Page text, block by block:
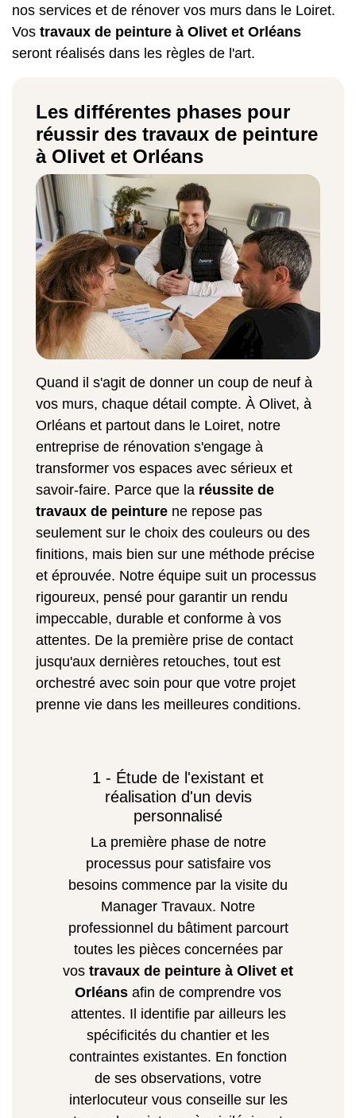
nos services et de rénover vos murs dans le Loiret.
Vos travaux de peinture à Olivet et Orléans
seront réalisés dans les règles de l'art.
Les différentes phases pour
réussir des travaux de peinture
à Olivet et Orléans
Quand il s'agit de donner un coup de neuf à
vos murs, chaque détail compte. À Olivet, à
Orléans et partout dans le Loiret, notre
entreprise de rénovation s'engage à
transformer vos espaces avec sérieux et
savoir-faire. Parce que la réussite de
travaux de peinture ne repose pas
seulement sur le choix des couleurs ou des
finitions, mais bien sur une méthode précise
et éprouvée. Notre équipe suit un processus
rigoureux, pensé pour garantir un rendu
impeccable, durable et conforme à vos
attentes. De la première prise de contact
jusqu'aux dernières retouches, tout est
orchestré avec soin pour que votre projet
prenne vie dans les meilleures conditions.
1 - Étude de l'existant et
réalisation d'un devis
personnalisé
La première phase de notre
processus pour satisfaire vos
besoins commence par la visite du
Manager Travaux. Notre
professionnel du bâtiment parcourt
toutes les pièces concernées par
vos travaux de peinture à Olivet et
Orléans afin de comprendre vos
attentes. Il identifie par ailleurs les
spécificités du chantier et les
contraintes existantes. En fonction
de ses observations, votre
interlocuteur vous conseille sur les